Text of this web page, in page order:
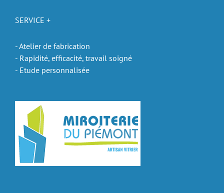
SERVICE +
- Atelier de fabrication
- Rapidité, efficacité, travail soigné
- Etude personnalisée